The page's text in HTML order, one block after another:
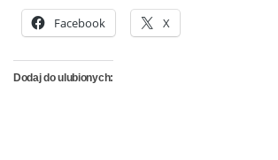
Facebook X
Dodaj do ulubionych: